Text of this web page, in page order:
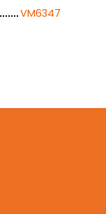
VM6347